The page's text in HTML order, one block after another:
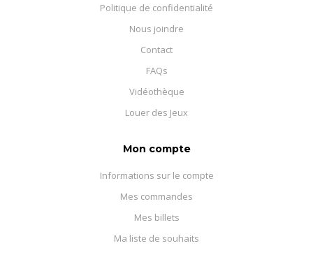
Politique de confidentialité
Nous joindre
Contact
FAQs
Vidéothèque
Louer des Jeux
Mon compte
Informations sur le compte
Mes commandes
Mes billets
Ma liste de souhaits